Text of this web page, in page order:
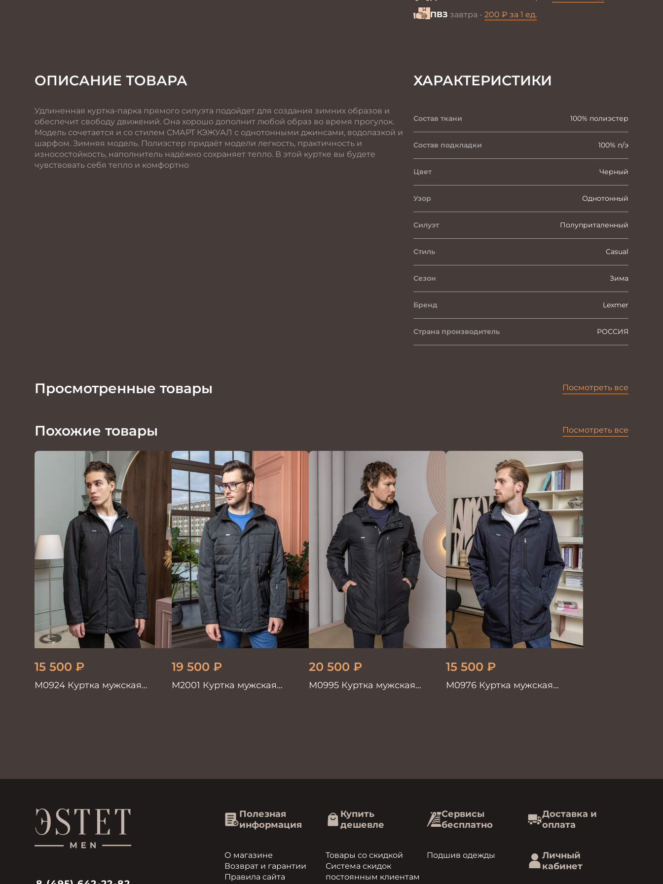
ПВЗ завтра - 200 ₽ за 1 ед.
ОПИСАНИЕ ТОВАРА
Удлиненная куртка-парка прямого силуэта подойдет для создания зимних образов и
обеспечит свободу движений. Она хорошо дополнит любой образ во время прогулок.
Модель сочетается и со стилем СМАРТ КЭЖУАЛ с однотонными джинсами, водолазкой и
шарфом. Зимняя модель. Полиэстер придаёт модели легкость, практичность и
износостойкость, наполнитель надёжно сохраняет тепло. В этой куртке вы будете
чувствовать себя тепло и комфортно
ХАРАКТЕРИСТИКИ
Состав ткани 100% полиэстер
Состав подкладки 100% п/э
Цвет Черный
Узор Однотонный
Силуэт Полуприталенный
Стиль Casual
Сезон Зима
Бренд Lexmer
Страна производитель РОССИЯ
Просмотренные товары Посмотреть все
Похожие товары Посмотреть все
15 500 ₽
М0924 Куртка мужская
19 500 ₽
М2001 Куртка мужская
20 500 ₽
М0995 Куртка мужская
15 500 ₽
М0976 Куртка мужская
Полезная
информация
О магазине
Возврат и гарантии
Правила сайта
Купить
дешевле
Товары со скидкой
Система скидок
постоянным клиентам
Сервисы
бесплатно
Подшив одежды
Доставка и
оплата
Личный
кабинет